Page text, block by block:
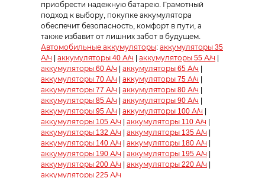
приобрести надежную батарею. Грамотный
подход к выбору, покупке аккумулятора
обеспечит безопасность, комфорт в пути, а
также избавит от лишних забот в будущем.
Автомобильные аккумуляторы: аккумуляторы 35
А/ч
аккумуляторы 40 А/ч аккумуляторы 55 А/ч
аккумуляторы 60 А/ч
аккумуляторы 65 А/ч
аккумуляторы 70 А/ч
аккумуляторы 75 А/ч
аккумуляторы 77 А/ч
аккумуляторы 80 А/ч
аккумуляторы 85 А/ч
аккумуляторы 90 А/ч
аккумуляторы 95 А/ч
аккумуляторы 100 А/ч
аккумуляторы 105 А/ч
аккумуляторы 110 А/ч
аккумуляторы 132 А/ч
аккумуляторы 135 А/ч
аккумуляторы 140 А/ч
аккумуляторы 180 А/ч
аккумуляторы 190 А/ч
аккумуляторы 195 А/ч
аккумуляторы 200 А/ч
аккумуляторы 220 А/ч
аккумуляторы 225 А/ч